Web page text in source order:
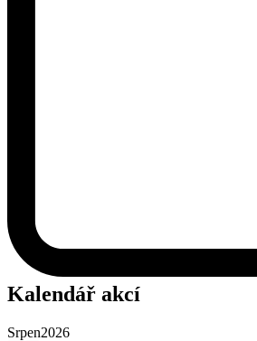
Kalendář akcí
Srpen2026